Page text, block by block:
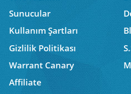
Sunucular
Kullanım Şartları
Gizlilik Politikası
Warrant Canary
Affiliate